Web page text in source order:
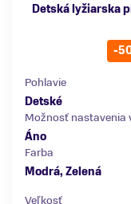
Detská lyžiarska
-
Pohlavie
Detské
Možnosť nastavenia
Áno
Farba
Modrá, Zelená
Veľkosť